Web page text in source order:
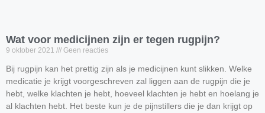
Wat voor medicijnen zijn er tegen rugpijn?
9 oktober 2021 Geen reacties
Bij rugpijn kan het prettig zijn als je medicijnen kunt slikken. Welke
medicatie je krijgt voorgeschreven zal liggen aan de rugpijn die je
hebt, welke klachten je hebt, hoeveel klachten je hebt en hoelang je
al klachten hebt. Het beste kun je de pijnstillers die je dan krijgt op